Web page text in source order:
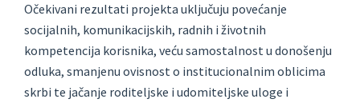
Očekivani rezultati projekta uključuju povećanje
socijalnih, komunikacijskih, radnih i životnih
kompetencija korisnika, veću samostalnost u donošenju
odluka, smanjenu ovisnost o institucionalnim oblicima
skrbi te jačanje roditeljske i udomiteljske uloge i